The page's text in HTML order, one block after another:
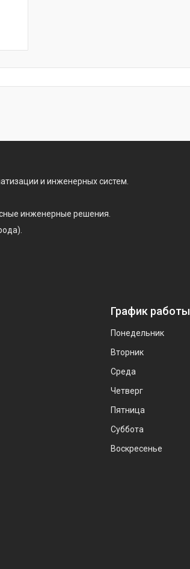
и инженерных систем.
инженерные решения.
График работы
Понедельник
Вторник
Среда
Четверг
Пятница
Суббота
Воскресенье